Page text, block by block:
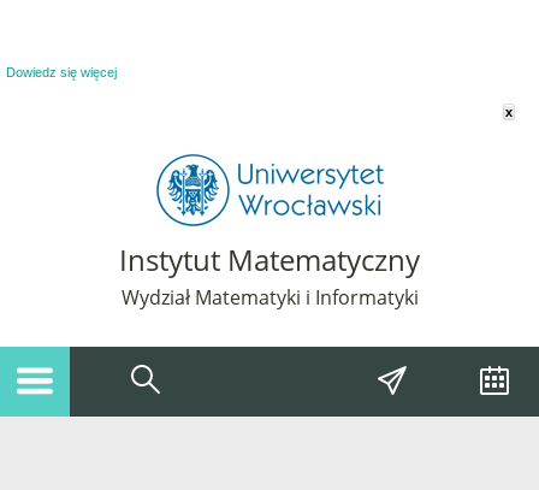
Dowiedz się więcej
x
Instytut Matematyczny
Wydział Matematyki i Informatyki